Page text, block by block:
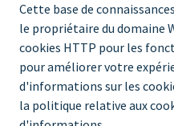
Cette base de
le propriétaire du domaine
cookies HTTP pour les
pour améliorer votre
d'informations sur les
la politique relative aux